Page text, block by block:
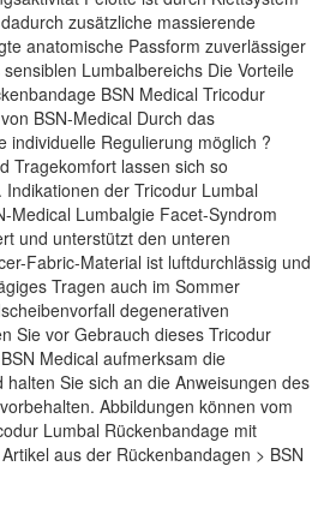
zusätzliche massierende
anatomische Passform zuverlässiger
Lumbalbereichs Die Vorteile
BSN Medical Tricodur
BSN-Medical Durch das
individuelle Regulierung möglich ?
Tragekomfort lassen sich so
der Tricodur Lumbal
Medical Lumbalgie Facet-Syndrom
und unterstützt den unteren
Fabric-Material ist luftdurchlässig und
Tragen auch im Sommer
degenerativen
Sie vor Gebrauch dieses Tricodur
Medical aufmerksam die
halten Sie sich an die Anweisungen des
Abbildungen können vom
Lumbal Rückenbandage mit
aus der Rückenbandagen > BSN